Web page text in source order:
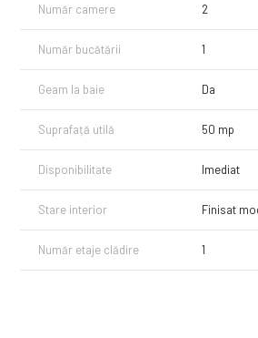
Număr camere 2
Număr bucătării 1
Geam la baie Da
Suprafață utilă 50 mp
Disponibilitate Imediat
Stare interior Finisat
Număr etaje clădire 1